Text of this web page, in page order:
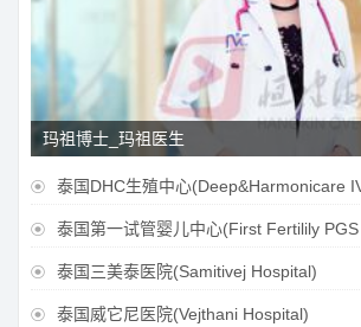
玛祖博士_玛祖医生
 泰国DHC生殖中心(Deep&Harmonicare
 泰国第一试管婴儿中心(First Fertilily
 泰国三美泰医院(Samitivej Hospital)
 泰国威它尼医院(Vejthani Hospital)